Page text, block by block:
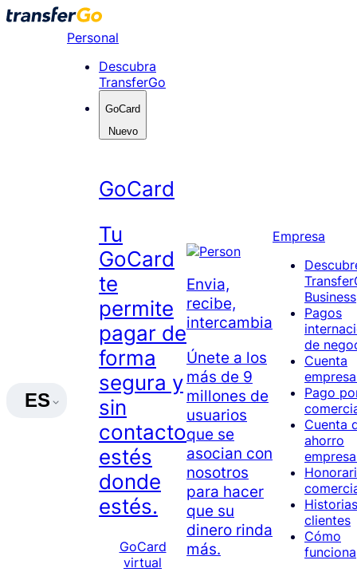
Skip
ES
Personal
Descubra
TransferGo
GoCard
Nuevo
GoCard
Tu
GoCard
te
permite
pagar de
forma
segura y
sin
contacto
estés
donde
estés.
GoCard
virtual
Envia,
recibe,
intercambia
Únete a los
más de 9
millones de
usuarios
que se
asocian con
nosotros
para hacer
que su
dinero rinda
más.
Empresa
Business
Pagos
de
Cuenta
Pago
Cuenta
ahorro
clientes
Cómo
funciona